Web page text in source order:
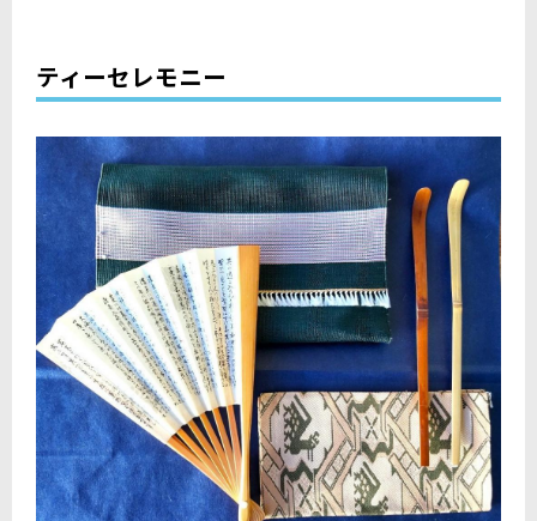
ティーセレモニー